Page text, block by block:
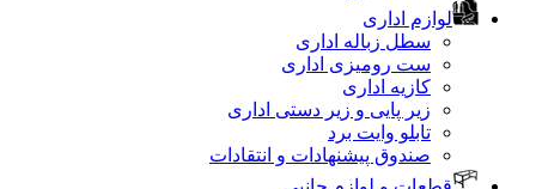
لوازم اداری
سطل زباله اداری
ست رومیزی اداری
کازیه اداری
زیر پایی و زیر دستی اداری
تابلو وایت برد
صندوق پیشنهادات و انتقادات